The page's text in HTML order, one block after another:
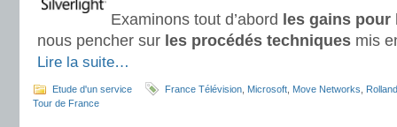
Examinons tout d’abord les gains pour
nous pencher sur les procédés techniques mis
Lire la suite…
Etude d'un service France Télévision Microsoft Move Networks
Tour de France